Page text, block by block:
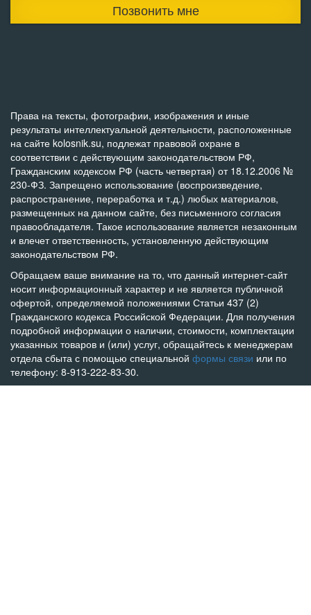
Позвонить мне
Права на тексты, фотографии, изображения и иные
результаты интеллектуальной деятельности, расположенные
на сайте kolosnik.su, подлежат правовой охране в
соответствии с действующим законодательством РФ,
Гражданским кодексом РФ (часть четвертая) от 18.12.2006 №
230-ФЗ. Запрещено использование (воспроизведение,
распространение, переработка и т.д.) любых материалов,
размещенных на данном сайте, без письменного согласия
правообладателя. Такое использование является незаконным
и влечет ответственность, установленную действующим
законодательством РФ.
Обращаем ваше внимание на то, что данный интернет-сайт
носит информационный характер и не является публичной
офертой, определяемой положениями Статьи 437 (2)
Гражданского кодекса Российской Федерации. Для получения
подробной информации о наличии, стоимости, комплектации
указанных товаров и (или) услуг, обращайтесь к менеджерам
отдела сбыта с помощью специальной формы связи или по
телефону: 8-913-222-83-30.